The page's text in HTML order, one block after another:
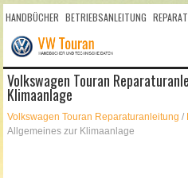
HANDBÜCHER BETRIEBSANLEITUNG
SUCHLAUF
Volkswagen Touran
Klimaanlage
Volkswagen Touran Reparaturanleitung /
Allgemeines zur Klimaanlage